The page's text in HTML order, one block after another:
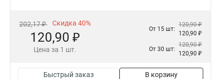
202,17 ₽ Скидка 40%
120,90 ₽
Цена за 1 шт.
От 15 шт:
120,90 ₽
120,90 ₽
От 30 шт:
120,90 ₽
120,90 ₽
Быстрый заказ В корзину